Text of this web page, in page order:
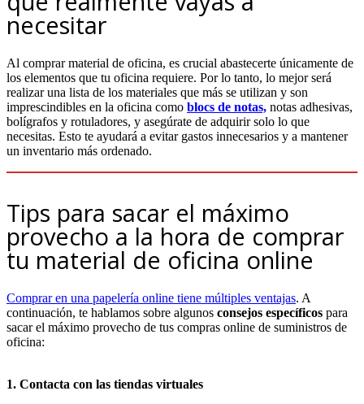
necesitar
Al comprar material de oficina, es crucial abastecerte únicamente de
los elementos que tu oficina requiere. Por lo tanto, lo mejor será
realizar una lista de los materiales que más se utilizan y son
imprescindibles en la oficina como blocs de notas, notas adhesivas,
bolígrafos y rotuladores, y asegúrate de adquirir solo lo que
necesitas. Esto te ayudará a evitar gastos innecesarios y a mantener
un inventario más ordenado.
Tips para sacar el máximo
provecho a la hora de comprar
tu material de oficina online
Comprar en una papelería online tiene múltiples ventajas. A
continuación, te hablamos sobre algunos consejos específicos para
sacar el máximo provecho de tus compras online de suministros de
oficina:
1. Contacta con las tiendas virtuales